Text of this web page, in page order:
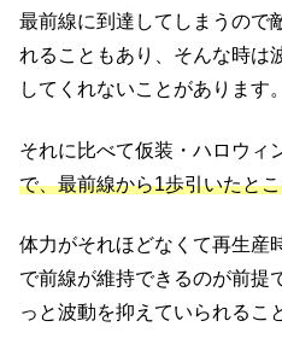
最前線に到達してしまうので
れることもあり、そんな時は
してくれないことがあります。
それに比べて仮装・ハロウィ
で、最前線から1歩引いたと
体力がそれほどなくて再生産
で前線が維持できるのが前提
っと波動を抑えていられるこ